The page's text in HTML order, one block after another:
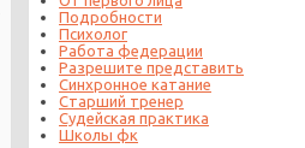
Подробности
Психолог
Работа федерации
Разрешите представить
Синхронное катание
Старший тренер
Судейская практика
Школы фк